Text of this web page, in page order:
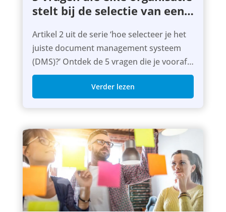
stelt bij de selectie van een
Artikel 2 uit de serie ‘hoe selecteer je het
juiste document management systeem
(DMS)?’ Ontdek de 5 vragen die je vooraf
moet beantwoorden om de juiste keuze
Verder lezen